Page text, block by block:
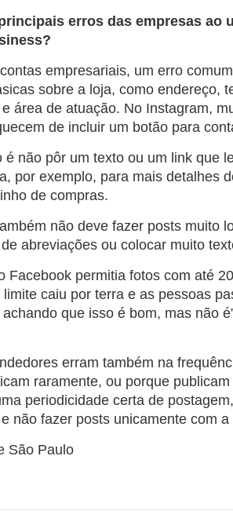
erros das empresas ao
empresariais, um erro
sobre a loja, como endereço,
área de atuação. No Instagram,
de incluir um botão para
é não pôr um texto ou um link que
por exemplo, para mais detalhes
de compras.
não deve fazer posts muito
abreviações ou colocar muito
Facebook permitia fotos com até
caiu por terra e as pessoas
que isso é bom, mas não
erram também na
raramente, ou porque
periodicidade certa de
não fazer posts unicamente com
São Paulo